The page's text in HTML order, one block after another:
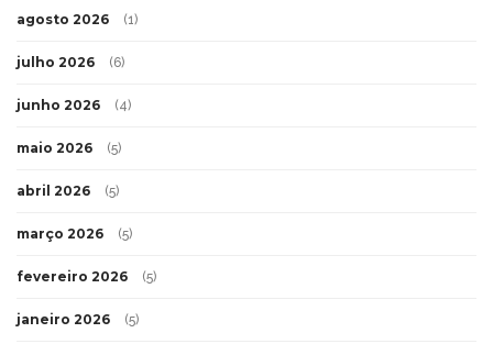
agosto 2026 (1)
julho 2026 (6)
junho 2026 (4)
maio 2026 (5)
abril 2026 (5)
março 2026 (5)
fevereiro 2026 (5)
janeiro 2026 (5)